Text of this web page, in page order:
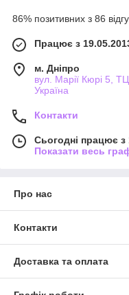
86% позитивних з 86
Працює з
м. Дніпро
вул. Марії Кюрі 5,
Україна
Контакти
Сьогодні працює з
Показати весь
Про нас
Контакти
Доставка та оплата